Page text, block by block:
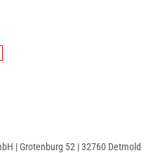
| Grotenburg 52 | 32760 Detmold